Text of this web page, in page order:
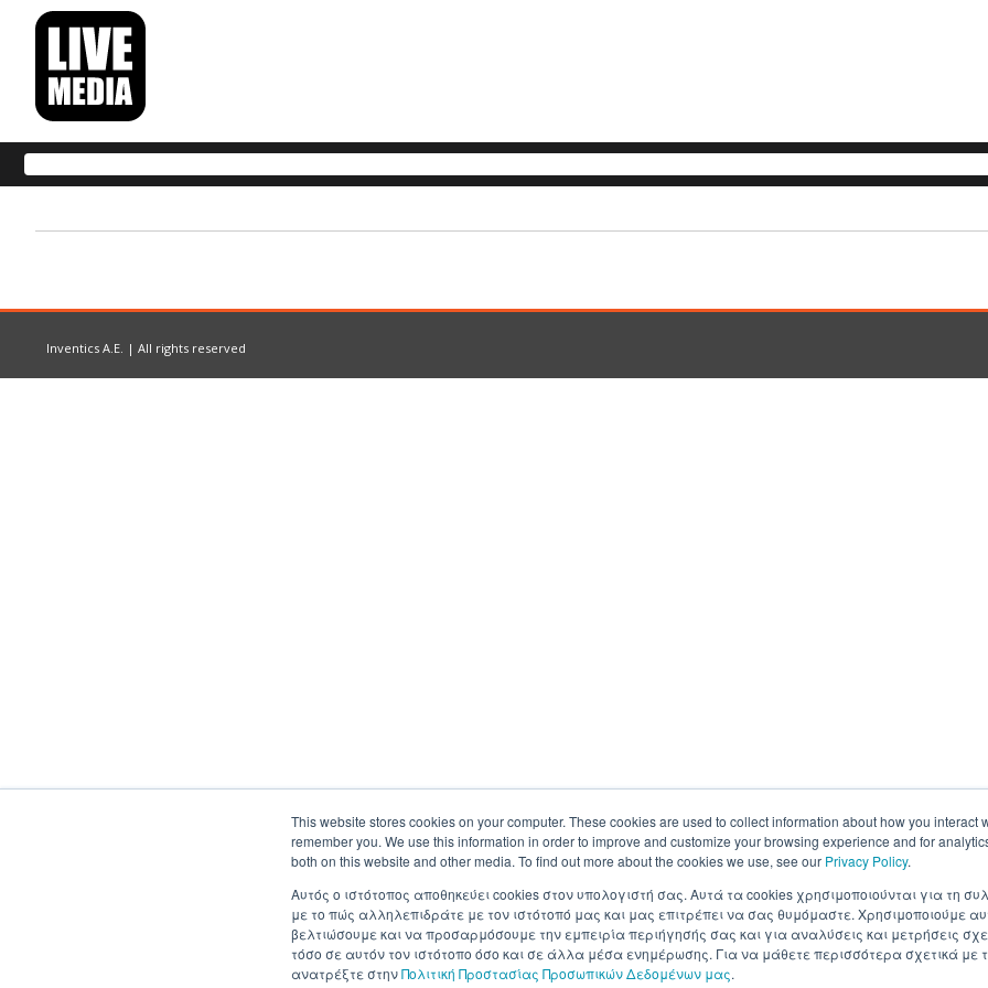
This website stores cookies on your computer. These cookies are used to collect information about how you interact
remember you. We use this information in order to improve and customize your browsing experience and for
both on this website and other media. To find out more about the cookies we use, see our Privacy Policy.
Αυτός ο ιστότοπος αποθηκεύει cookies στον υπολογιστή σας. Αυτά τα cookies χρησιμοποιούνται για τη
με το πώς αλληλεπιδράτε με τον ιστότοπό μας και μας επιτρέπει να σας θυμόμαστε. Χρησιμοποιούμε
βελτιώσουμε και να προσαρμόσουμε την εμπειρία περιήγησής σας και για αναλύσεις και μετρήσεις
τόσο σε αυτόν τον ιστότοπο όσο και σε άλλα μέσα ενημέρωσης. Για να μάθετε περισσότερα σχετικά με
ανατρέξτε στηνΠολιτική Προστασίας Προσωπικών Δεδομένων μας.
Inventics A.E. | All rights reserved